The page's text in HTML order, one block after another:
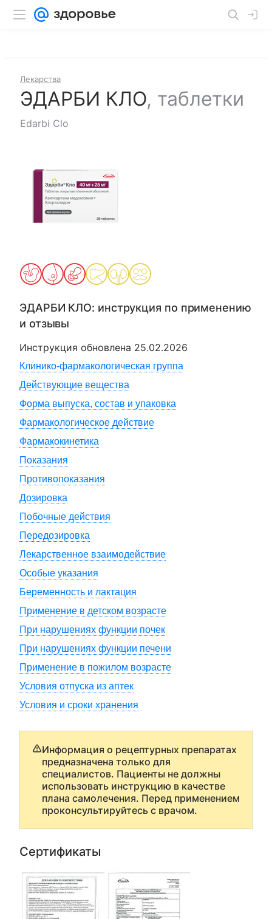
Лекарства
ЭДАРБИ КЛО, таблетки
Edarbi Clo
ЭДАРБИ КЛО: инструкция по применению
и отзывы
Инструкция обновлена 25.02.2026
Клинико-фармакологическая группа
Действующие вещества
Форма выпуска, состав и упаковка
Фармакологическое действие
Фармакокинетика
Показания
Противопоказания
Дозировка
Побочные действия
Передозировка
Лекарственное взаимодействие
Особые указания
Беременность и лактация
Применение в детском возрасте
При нарушениях функции почек
При нарушениях функции печени
Применение в пожилом возрасте
Условия отпуска из аптек
Условия и сроки хранения
Информация о рецептурных препаратах
предназначена только для
специалистов. Пациенты не должны
использовать инструкцию в качестве
плана самолечения. Перед применением
проконсультируйтесь с врачом.
Сертификаты